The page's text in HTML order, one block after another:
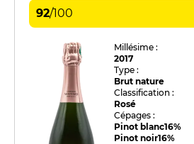
92/100
Millésime :
2017
Type :
Brut nature
Classification :
Rosé
Cépages :
Pinot blanc16%
Pinot noir16%